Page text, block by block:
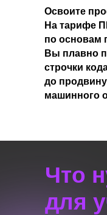
Освоите
На тарифе
по основам
Вы плавно
строчки
до
машинного
Что
для